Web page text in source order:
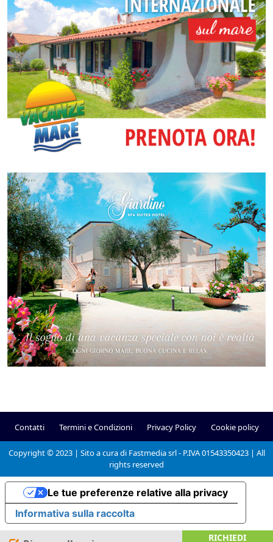
Contatti Termini e Condizioni Privacy Policy Cookie policy
Copyright © 2023 | Sito a cura di Fastmedia srl - P.IVA 01543350423 | All
rights reserved
RICHIEDI
Informativa sulla raccolta
Le tue preferenze relative alla privacy